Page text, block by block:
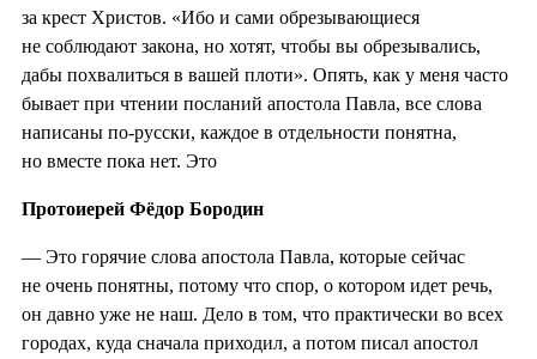
за крест Христов. «Ибо и сами обрезывающиеся
не соблюдают закона, но хотят, чтобы вы обрезывались,
дабы похвалиться в вашей плоти». Опять, как у меня часто
бывает при чтении посланий апостола Павла, все слова
написаны по-русски, каждое в отдельности понятна,
но вместе пока нет. Это
Протоиерей Фёдор Бородин
— Это горячие слова апостола Павла, которые сейчас
не очень понятны, потому что спор, о котором идет речь,
он давно уже не наш. Дело в том, что практически во всех
городах, куда сначала приходил, а потом писал апостол